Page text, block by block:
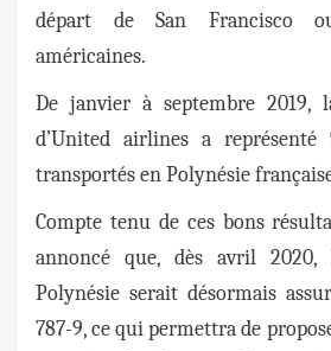
départ de San Francisco
américaines.
De janvier à septembre 2019,
d’United airlines a représenté
transportés en Polynésie
Compte tenu de ces bons
annoncé que, dès avril
Polynésie serait désormais
787-9, ce qui permettra de